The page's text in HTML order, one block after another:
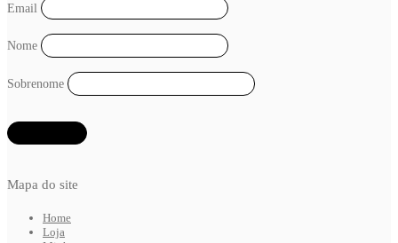
Mapa do site
Home
Loja
Email
Nome
Sobrenome